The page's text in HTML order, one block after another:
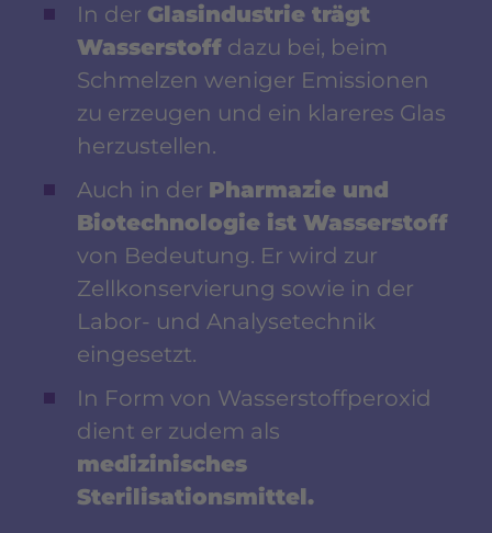
In der Glasindustrie trägt
Wasserstoff dazu bei, beim
Schmelzen weniger Emissionen
zu erzeugen und ein klareres Glas
herzustellen.
Auch in der Pharmazie und
Biotechnologie ist Wasserstoff
von Bedeutung. Er wird zur
Zellkonservierung sowie in der
Labor- und Analysetechnik
eingesetzt.
In Form von Wasserstoffperoxid
dient er zudem als
medizinisches
Sterilisationsmittel.